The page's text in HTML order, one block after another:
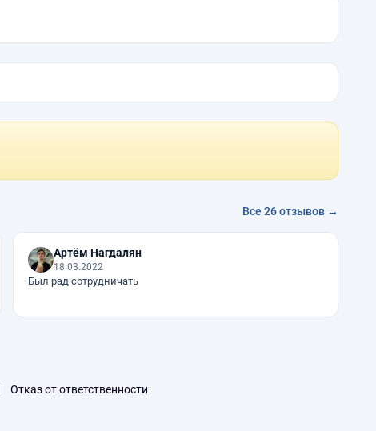
Все 26 отзывов →
Артём Нагдалян
18.03.2022
Был рад сотрудничать
Отказ от ответственности